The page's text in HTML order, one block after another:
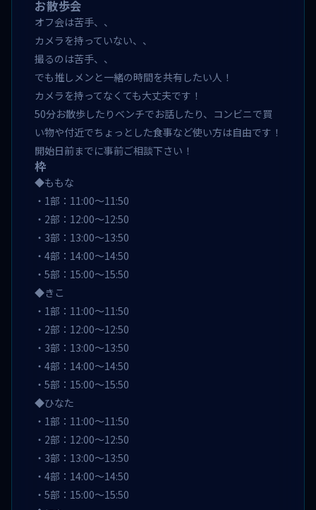
お散歩会
オフ会は苦手、、
カメラを持っていない、、
撮るのは苦手、、
でも推しメンと一緒の時間を共有したい人！
カメラを持ってなくても大丈夫です！
50分お散歩したりベンチでお話したり、コンビニで買
い物や付近でちょっとした食事など使い方は自由です！
開始日前までに事前ご相談下さい！
枠
◆ももな
・1部：11:00～11:50
・2部：12:00～12:50
・3部：13:00～13:50
・4部：14:00～14:50
・5部：15:00～15:50
◆きこ
・1部：11:00～11:50
・2部：12:00～12:50
・3部：13:00～13:50
・4部：14:00～14:50
・5部：15:00～15:50
◆ひなた
・1部：11:00～11:50
・2部：12:00～12:50
・3部：13:00～13:50
・4部：14:00～14:50
・5部：15:00～15:50